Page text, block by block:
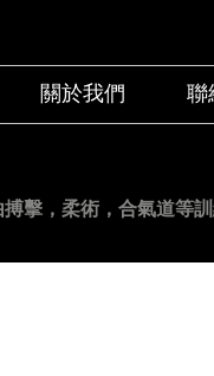
關於我們 聯
擊，柔術，合氣道等